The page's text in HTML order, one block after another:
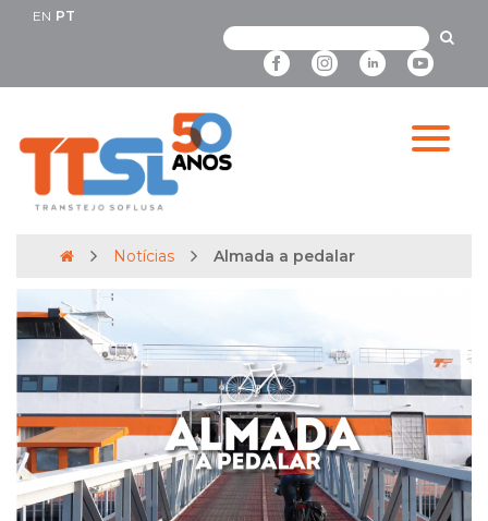
EN PT
Notícias Almada a pedalar